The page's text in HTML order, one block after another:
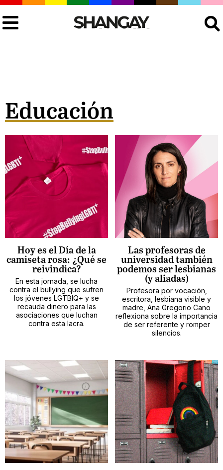
Educación
Hoy es el Día de la
camiseta rosa: ¿Qué se
reivindica?
En esta jornada, se lucha
contra el bullying que sufren
los jóvenes LGTBIQ+ y se
recauda dinero para las
asociaciones que luchan
contra esta lacra.
Las profesoras de
universidad también
podemos ser lesbianas
(y aliadas)
Profesora por vocación,
escritora, lesbiana visible y
madre, Ana Gregorio Cano
reflexiona sobre la importancia
de ser referente y romper
silencios.